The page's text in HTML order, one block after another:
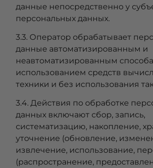
данные непосредственно у
персональных данных.
3.3. Оператор обрабатывает
данные автоматизированным и
неавтоматизированным
использованием средств
техники и без использования
3.4. Действия по обработке
данных включают сбор, запись,
систематизацию, накопление,
уточнение (обновление,
извлечение, использование,
(распространение,